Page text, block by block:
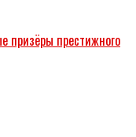
призёры престижного